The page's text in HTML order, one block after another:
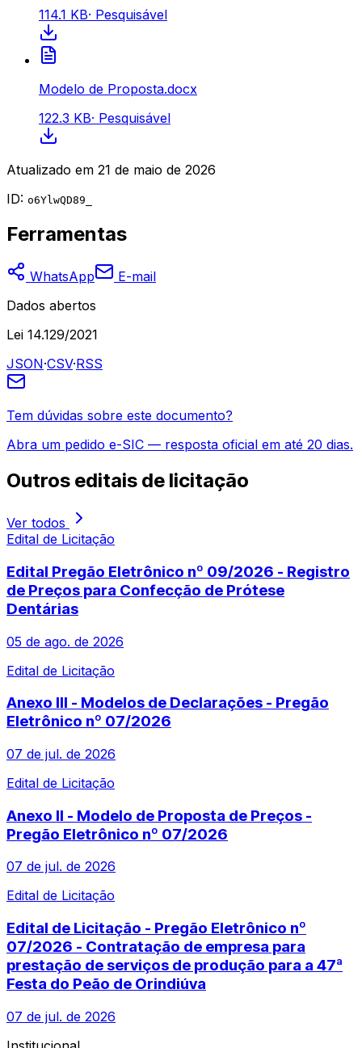
114.1 KB· Pesquisável
Modelo de Proposta.docx
122.3 KB· Pesquisável
Atualizado em 21 de maio de 2026
ID: o6YlwQD89_
Ferramentas
WhatsApp
E-mail
Dados abertos
Lei 14.129/2021
JSON·CSV·RSS
Tem dúvidas sobre este documento?
Abra um pedido e-SIC — resposta oficial em até 20 dias.
Outros editais de licitação
Ver todos
Edital de Licitação
Edital Pregão Eletrônico nº 09/2026 - Registro
de Preços para Confecção de Prótese
Dentárias
05 de ago. de 2026
Edital de Licitação
Anexo III - Modelos de Declarações - Pregão
Eletrônico nº 07/2026
07 de jul. de 2026
Edital de Licitação
Anexo II - Modelo de Proposta de Preços -
Pregão Eletrônico nº 07/2026
07 de jul. de 2026
Edital de Licitação
Edital de Licitação - Pregão Eletrônico nº
07/2026 - Contratação de empresa para
prestação de serviços de produção para a 47ª
Festa do Peão de Orindiúva
07 de jul. de 2026